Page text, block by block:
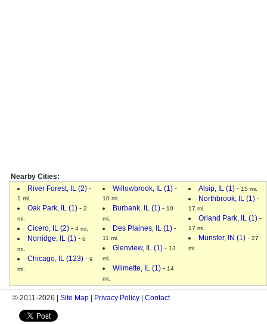
Nearby Cities:
River Forest, IL (2) -
1 mi.
Oak Park, IL (1) - 2
mi.
Cicero, IL (2) - 4 mi.
Norridge, IL (1) - 6
mi.
Chicago, IL (123) - 9
mi.
Willowbrook, IL (1) -
10 mi.
Burbank, IL (1) - 10
mi.
Des Plaines, IL (1) -
11 mi.
Glenview, IL (1) - 13
mi.
Wilmette, IL (1) - 14
mi.
Alsip, IL (1) - 15 mi.
Northbrook, IL (1) -
17 mi.
Orland Park, IL (1) -
17 mi.
Munster, IN (1) - 27
mi.
© 2011-2026 | Site Map | Privacy Policy | Contact